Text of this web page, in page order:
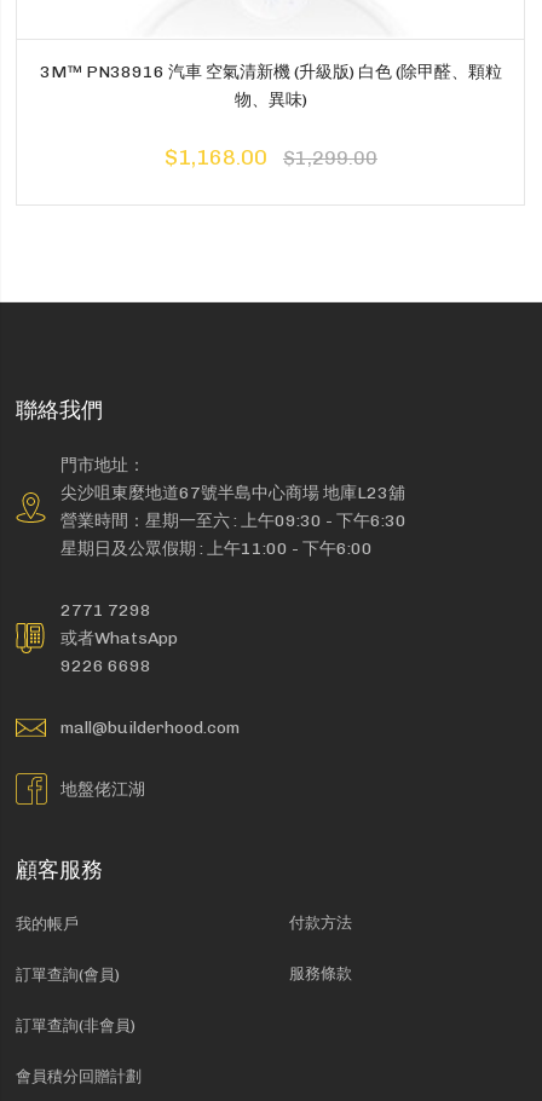
3M™ PN38916 汽車 空氣清新機 (升級版) 白色 (除甲醛、顆粒
物、異味)
$1,168.00 $1,299.00
聯絡我們
門市地址：
尖沙咀東麼地道67號半島中心商場 地庫L23舖
營業時間：星期一至六 : 上午09:30 - 下午6:30
星期日及公眾假期 : 上午11:00 - 下午6:00
2771 7298
或者WhatsApp
9226 6698
mall@builderhood.com
地盤佬江湖
顧客服務
我的帳戶
訂單查詢(會員)
訂單查詢(非會員)
會員積分回贈計劃
付款方法
服務條款